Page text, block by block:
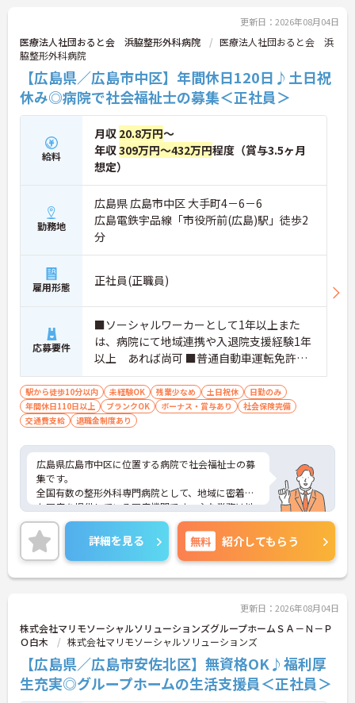
更新日：2026年08月04日
医療法人社団おると会 浜脇整形外科病院
医療法人社団おると会 浜
脇整形外科病院
【広島県／広島市中区】年間休日120日♪土日祝
休み◎病院で社会福祉士の募集＜正社員＞
給料
月収 20.8万円～
年収309万円～432万円程度（賞与3.5ヶ月
想定）
勤務地
広島県 広島市中区 大手町4－6－6
広島電鉄宇品線「市役所前(広島)駅」徒歩2
分
雇用形態 正社員(正職員)
応募要件
■ソーシャルワーカーとして1年以上また
は、病院にて地域連携や入退院支援経験1年
以上 あれば尚可 ■普通自動車運転免許：
あれば尚可（AT限定可）
駅から徒歩10分以内 未経験OK 残業少なめ 土日祝休
日勤のみ
年間休日110日以上
ブランクOK ボーナス・賞与あり
社会保険完備
交通費支給
退職金制度あり
広島県広島市中区に位置する病院で社会福祉士の募
集です。
全国有数の整形外科専門病院として、地域に密着し
た医療を提供している医療機関です。主な業務は地
域連携業務や入退院支援、紹介状等の管理、患者相
談窓口対応などで、医療ソーシャルワーカーとして
専門性を発揮できる環境が整っています。
勤務は日勤のみで土日祝休み、年間休日は120日
と、プライベートとの両立を重視した働き方が可能
も魅力の一つです。賞与は過去実績で年2回・計3.50
ヶ月分の支給実績があり、各種手当や退職金制度な
ど福利厚生面も整っています。
ご興味のある方には、面接対策ポイントなどさらに
詳細をお話いたしますので、お気軽にご相談くださ
い。
詳細を見る 無料 紹介してもらう
更新日：2026年08月04日
株式会社マリモソーシャルソリューションズグループホームＳＡ－Ｎ－Ｐ
Ｏ白木
株式会社マリモソーシャルソリューションズ
【広島県／広島市安佐北区】無資格OK♪福利厚
生充実◎グループホームの生活支援員＜正社員＞